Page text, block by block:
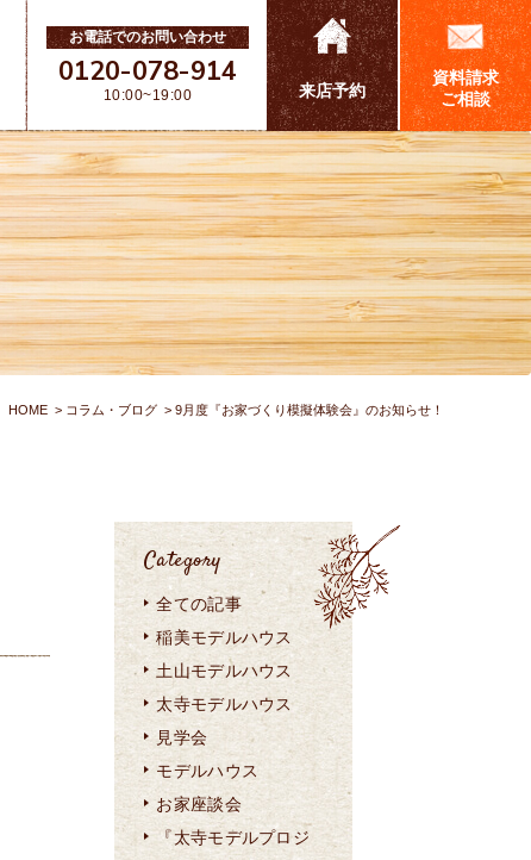
お電話でのお問い合わせ
0120-078-914
10:00~19:00 来店予約
資料請求
ご相談
HOME コラム・ブログ 9月度『お家づくり模擬体験会』のお知らせ！
Category
全ての記事
稲美モデルハウス
土山モデルハウス
太寺モデルハウス
見学会
モデルハウス
お家座談会
『太寺モデルプロジ